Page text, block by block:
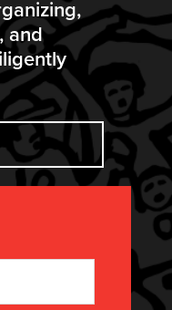
and